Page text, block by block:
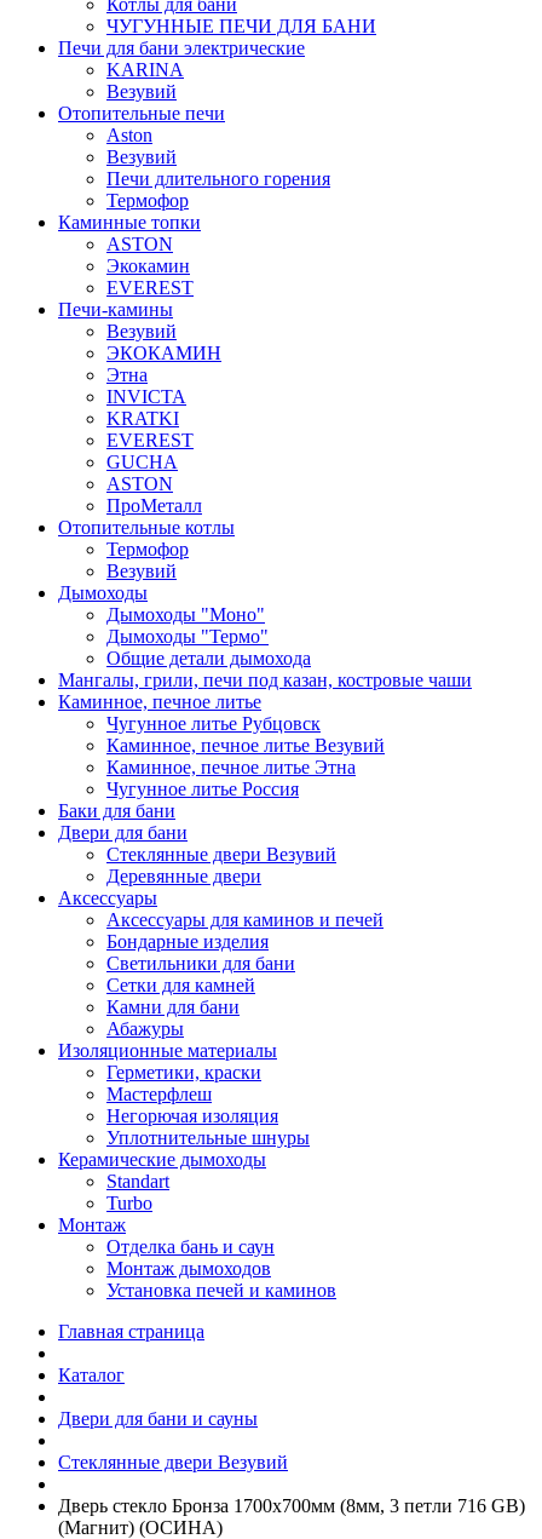
Котлы для бани
ЧУГУННЫЕ ПЕЧИ ДЛЯ БАНИ
Печи для бани электрические
KARINA
Везувий
Отопительные печи
Aston
Везувий
Печи длительного горения
Термофор
Каминные топки
ASTON
Экокамин
EVEREST
Печи-камины
Везувий
ЭКОКАМИН
Этна
INVICTA
KRATKI
EVEREST
GUCHA
ASTON
ПроМеталл
Отопительные котлы
Термофор
Везувий
Дымоходы
Дымоходы "Моно"
Дымоходы "Термо"
Общие детали дымохода
Мангалы, грили, печи под казан, костровые чаши
Каминное, печное литье
Чугунное литье Рубцовск
Каминное, печное литье Везувий
Каминное, печное литье Этна
Чугунное литье Россия
Баки для бани
Двери для бани
Стеклянные двери Везувий
Деревянные двери
Аксессуары
Аксессуары для каминов и печей
Бондарные изделия
Светильники для бани
Сетки для камней
Камни для бани
Абажуры
Изоляционные материалы
Герметики, краски
Мастерфлеш
Негорючая изоляция
Уплотнительные шнуры
Керамические дымоходы
Standart
Turbo
Монтаж
Отделка бань и саун
Монтаж дымоходов
Установка печей и каминов
Главная страница
Каталог
Двери для бани и сауны
Стеклянные двери Везувий
Дверь стекло Бронза 1700х700мм (8мм, 3 петли 716 GB)
(Магнит) (ОСИНА)